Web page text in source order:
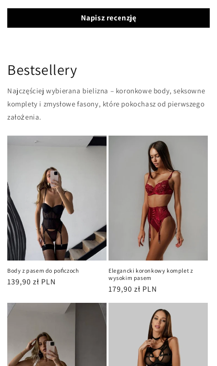
Napisz recenzję
Bestsellery
Najczęściej wybierana bielizna – koronkowe body, seksowne
komplety i zmysłowe fasony, które pokochasz od pierwszego
założenia.
Body z pasem do pończoch
Cena
139,90 zł PLN
Elegancki koronkowy komplet z
wysokim pasem
Cena
179,90 zł PLN